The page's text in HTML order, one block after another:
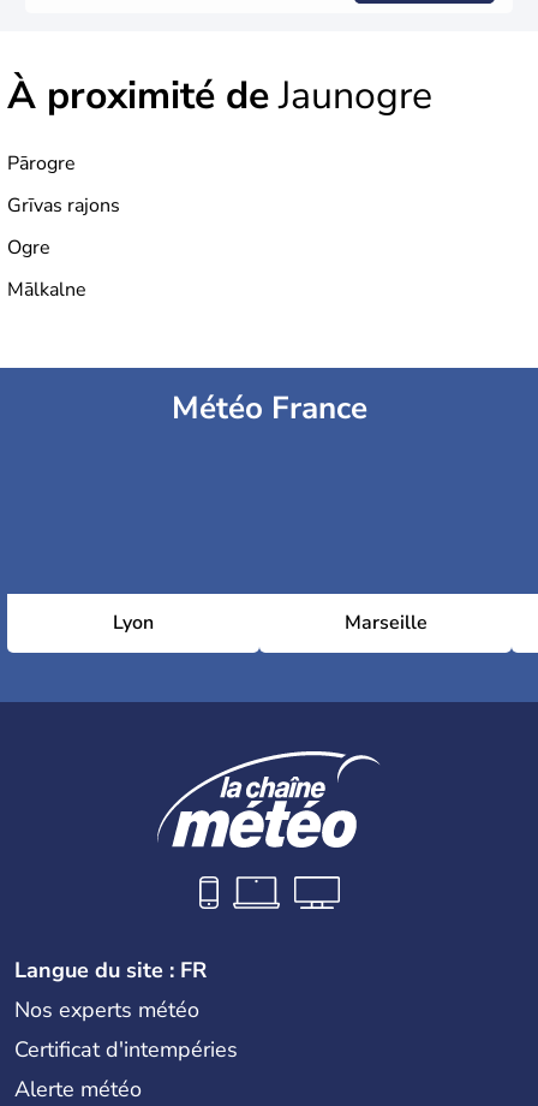
À proximité deJaunogre
Pārogre
Grīvas rajons
Ogre
Mālkalne
Météo France
Lyon Marseille
Langue du site : FR
Nos experts météo
Certificat d'intempéries
Alerte météo